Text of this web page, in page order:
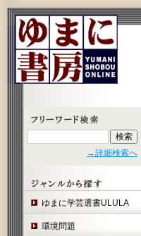
→詳細検索へ
ゆまに学芸選書ULULA
環境問題